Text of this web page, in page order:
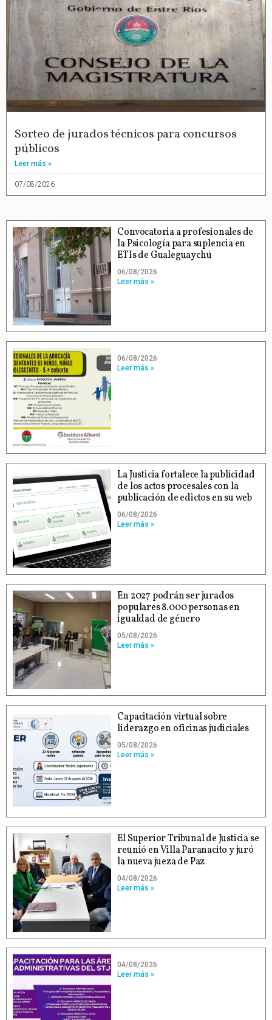
Sorteo de jurados técnicos para concursos
públicos
Leer más »
07/08/2026
Convocatoria a profesionales de
la Psicología para suplencia en
ETIs de Gualeguaychú
06/08/2026
Leer más »
06/08/2026
Leer más »
La Justicia fortalece la publicidad
de los actos procesales con la
publicación de edictos en su web
06/08/2026
Leer más »
En 2027 podrán ser jurados
populares 8.000 personas en
igualdad de género
05/08/2026
Leer más »
Capacitación virtual sobre
liderazgo en oficinas judiciales
05/08/2026
Leer más »
El Superior Tribunal de Justicia se
reunió en Villa Paranacito y juró
la nueva jueza de Paz
04/08/2026
Leer más »
04/08/2026
Leer más »